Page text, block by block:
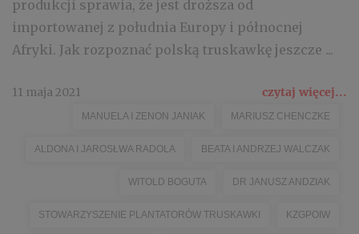
produkcji sprawia, że jest droższa od
importowanej z południa Europy i północnej
Afryki. Jak rozpoznać polską truskawkę jeszcze ...
11 maja 2021 czytaj więcej...
MANUELA I ZENON JANIAK MARIUSZ CHENCZKE
ALDONA I JAROSŁWA RADOLA BEATA I ANDRZEJ WALCZAK
WITOLD BOGUTA DR JANUSZ ANDZIAK
STOWARZYSZENIE PLANTATORÓW TRUSKAWKI KZGPOIW